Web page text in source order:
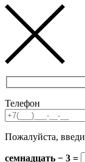
Телефон
Пожалуйста,
семнадцать − 3 =